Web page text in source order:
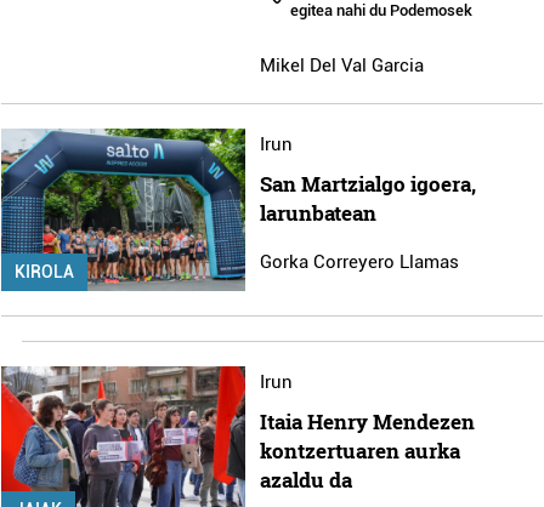
egitea nahi du Podemosek
Mikel Del Val Garcia
KIROLA
Irun
San Martzialgo igoera,
larunbatean
Gorka Correyero Llamas
Irun
Itaia Henry Mendezen
kontzertuaren aurka
azaldu da